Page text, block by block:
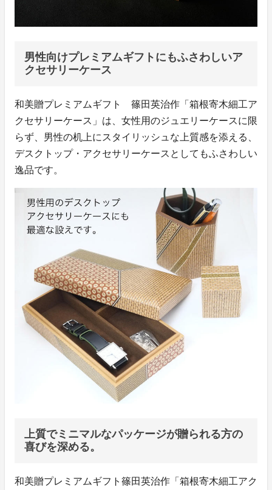
男性向けプレミアムギフトにもふさわしいア
クセサリーケース
和美贈プレミアムギフト 篠田英治作「箱根寄木細工ア
クセサリーケース」は、女性用のジュエリーケースに限
らず、男性の机上にスタイリッシュな上質感を添える、
デスクトップ・アクセサリーケースとしてもふさわしい
逸品です。
上質でミニマルなパッケージが贈られる方の
喜びを深める。
和美贈プレミアムギフト篠田英治作「箱根寄木細工アク